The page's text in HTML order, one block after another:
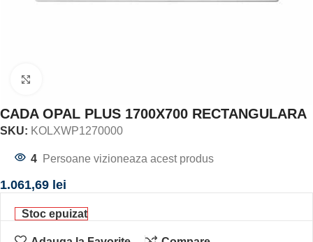
CADA OPAL PLUS 1700X700 RECTANGULARA
SKU: KOLXWP1270000
4 Persoane vizioneaza acest produs
1.061,69 lei
Stoc epuizat